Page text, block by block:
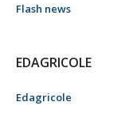
Flash news
EDAGRICOLE
Edagricole